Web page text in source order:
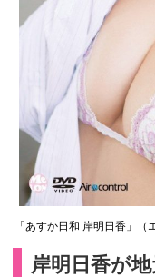
「あすか日和 岸明日香」（
岸明日香が